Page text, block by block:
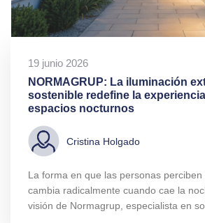
19 junio 2026
NORMAGRUP: La iluminación
sostenible redefine la
espacios nocturnos
Cristina Holgado
La forma en que las personas perciben
cambia radicalmente cuando cae la
visión de Normagrup, especialista en